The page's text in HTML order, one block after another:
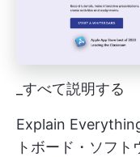
_すべて説明する
Explain
トボード・ソフ